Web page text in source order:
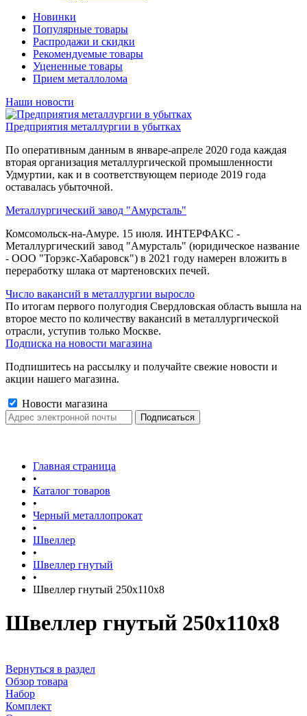
Новинки
Популярные товары
Распродажи и скидки
Рекомендуемые товары
Уцененные товары
Прием металлолома
Наши новости
Предприятия металлургии в убытках
По оперативным данным в январе-апреле 2020 года каждая
вторая организация металлургической промышленности
Удмуртии, как и в соответствующем периоде 2019 года
оставалась убыточной.
Металлургический завод "Амурсталь"
Комсомольск-на-Амуре. 15 июля. ИНТЕРФАКС -
Металлургический завод "Амурсталь" (юридическое название
- ООО "Торэкс-Хабаровск") в 2021 году намерен вложить в
переработку шлака от мартеновских печей.
Число вакансий в металлургии выросло
По итогам первого полугодия Свердловская область вышла на
второе место по количеству вакансий в металлургической
отрасли, уступив только Москве.
Подписка на новости магазина
Подпишитесь на рассылку и получайте свежие новости и
акции нашего магазина.
Новости магазина
Главная страница
•
Каталог товаров
•
Черный металлопрокат
•
Швеллер
•
Швеллер гнутый
•
Швеллер гнутый 250х110х8
Швеллер гнутый 250х110х8
Вернуться в раздел
Обзор товара
Набор
Комплект